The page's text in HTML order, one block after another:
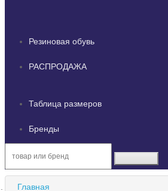
Резиновая обувь
РАСПРОДАЖА
Таблица размеров
Бренды
Главная